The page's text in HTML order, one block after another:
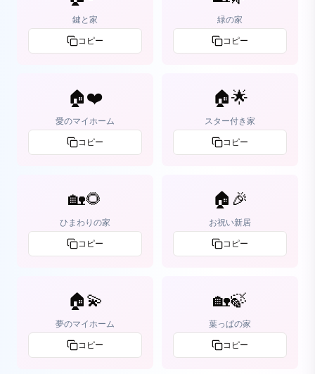
鍵と家
コピー
緑の家
コピー
🏠❤️
愛のマイホーム
コピー
🏠🌟
スター付き家
コピー
🏡🌻
ひまわりの家
コピー
🏠🎉
お祝い新居
コピー
🏠💫
夢のマイホーム
コピー
🏡🍃
葉っぱの家
コピー